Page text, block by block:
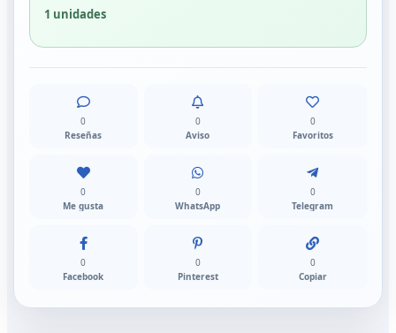
1 unidades
0
Reseñas
0
Aviso
0
Favoritos
0
Me gusta
0
WhatsApp
0
Telegram
0
Facebook
0
Pinterest
0
Copiar